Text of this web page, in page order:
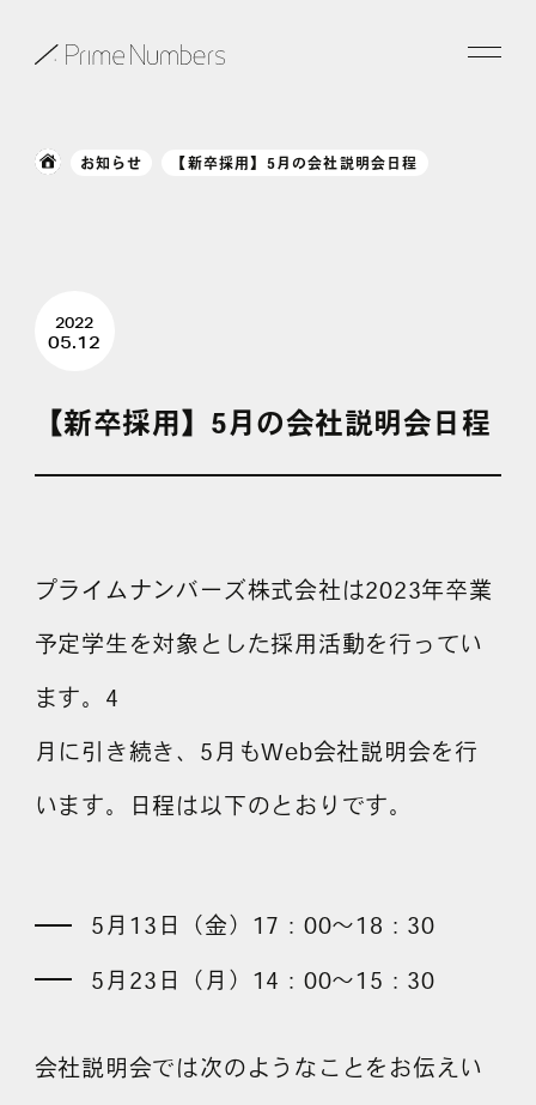
お役立ち情報
会社情報
お知らせ
無料診断実施中
Webマーケティング用語集
お知らせ 【新卒採用】5月の会社説明会日程
2022
05.12
【新卒採用】5月の会社説明会日程
プライムナンバーズ株式会社は2023年卒業
予定学生を対象とした採用活動を行ってい
ます。4
月に引き続き、5月もWeb会社説明会を行
います。日程は以下のとおりです。
5月13日（金）17：00～18：30
5月23日（月）14：00～15：30
会社説明会では次のようなことをお伝えい